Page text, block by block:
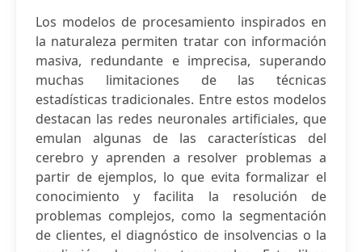
Los modelos de procesamiento inspirados en
la naturaleza permiten tratar con información
masiva, redundante e imprecisa, superando
muchas limitaciones de las técnicas
estadísticas tradicionales. Entre estos modelos
destacan las redes neuronales artificiales, que
emulan algunas de las características del
cerebro y aprenden a resolver problemas a
partir de ejemplos, lo que evita formalizar el
conocimiento y facilita la resolución de
problemas complejos, como la segmentación
de clientes, el diagnóstico de insolvencias o la